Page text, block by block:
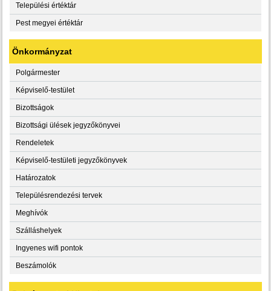
Települési értéktár
Pest megyei értéktár
Önkormányzat
Polgármester
Képviselő-testület
Bizottságok
Bizottsági ülések jegyzőkönyvei
Rendeletek
Képviselő-testületi jegyzőkönyvek
Határozatok
Településrendezési tervek
Meghívók
Szálláshelyek
Ingyenes wifi pontok
Beszámolók